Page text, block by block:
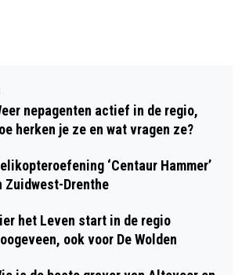
RESULTAAT
OVER 2025
KOEKANGE
EIGENAARS EN
DAGMARKT
nepagenten actief in de regio,
herken je ze en wat vragen ze?
‘Centaur Hammer’
Zuidwest-Drenthe
het Leven start in de regio
ook voor De Wolden